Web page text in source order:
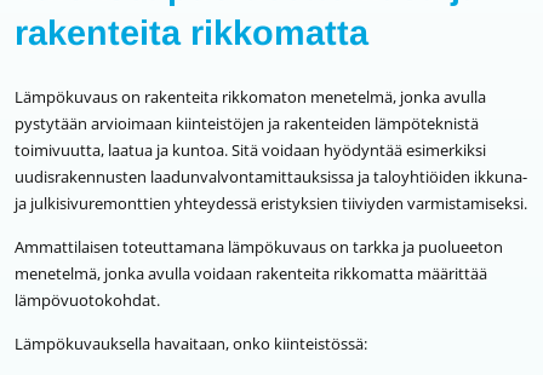
rakenteita rikkomatta
Lämpökuvaus on rakenteita rikkomaton menetelmä, jonka avulla
pystytään arvioimaan kiinteistöjen ja rakenteiden lämpöteknistä
toimivuutta, laatua ja kuntoa. Sitä voidaan hyödyntää esimerkiksi
uudisrakennusten laadunvalvontamittauksissa ja taloyhtiöiden ikkuna-
ja julkisivuremonttien yhteydessä eristyksien tiiviyden varmistamiseksi.
Ammattilaisen toteuttamana lämpökuvaus on tarkka ja puolueeton
menetelmä, jonka avulla voidaan rakenteita rikkomatta määrittää
lämpövuotokohdat.
Lämpökuvauksella havaitaan, onko kiinteistössä: